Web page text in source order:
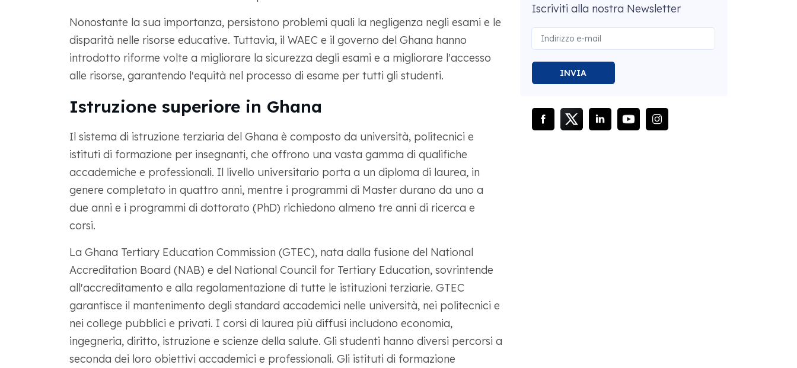
Nonostante la sua importanza, persistono problemi quali la negligenza negli esami e le
disparità nelle risorse educative. Tuttavia, il WAEC e il governo del Ghana hanno
introdotto riforme volte a migliorare la sicurezza degli esami e a migliorare l'accesso
alle risorse, garantendo l'equità nel processo di esame per tutti gli studenti.
Istruzione superiore in Ghana
Il sistema di istruzione terziaria del Ghana è composto da università, politecnici e
istituti di formazione per insegnanti, che offrono una vasta gamma di qualifiche
accademiche e professionali. Il livello universitario porta a un diploma di laurea, in
genere completato in quattro anni, mentre i programmi di Master durano da uno a
due anni e i programmi di dottorato (PhD) richiedono almeno tre anni di ricerca e
corsi.
La Ghana Tertiary Education Commission (GTEC), nata dalla fusione del National
Accreditation Board (NAB) e del National Council for Tertiary Education, sovrintende
all'accreditamento e alla regolamentazione di tutte le istituzioni terziarie. GTEC
garantisce il mantenimento degli standard accademici nelle università, nei politecnici e
nei college pubblici e privati. I corsi di laurea più diffusi includono economia,
ingegneria, diritto, istruzione e scienze della salute. Gli studenti hanno diversi percorsi a
seconda dei loro obiettivi accademici e professionali. Gli istituti di formazione
Iscriviti alla nostra Newsletter
INVIA